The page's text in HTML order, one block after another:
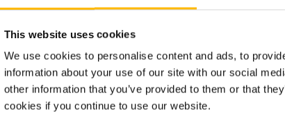
This website uses cookies
We use cookies to personalise content and ads, to
information about your use of our site with our social
other information that you’ve provided to them or that
cookies if you continue to use our website.